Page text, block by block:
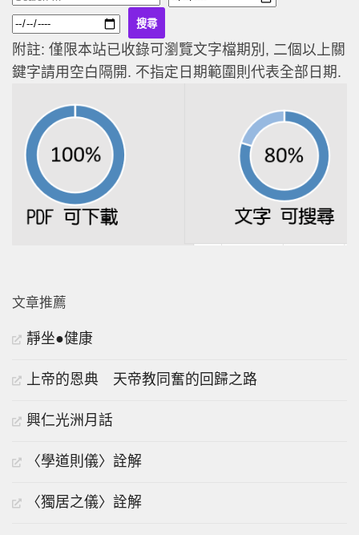
附註: 僅限本站已收錄可瀏覽文字檔期別, 二個以上關
鍵字請用空白隔開. 不指定日期範圍則代表全部日期.
文章推薦
靜坐●健康
上帝的恩典 天帝教同奮的回歸之路
興仁光洲月話
〈學道則儀〉詮解
〈獨居之儀〉詮解